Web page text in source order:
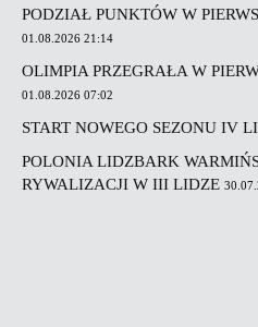
PODZIAŁ PUNKTÓW W
01.08.2026 21:14
OLIMPIA PRZEGRAŁA W
01.08.2026 07:02
START NOWEGO SEZONU IV
POLONIA LIDZBARK
RYWALIZACJI W III LIDZE